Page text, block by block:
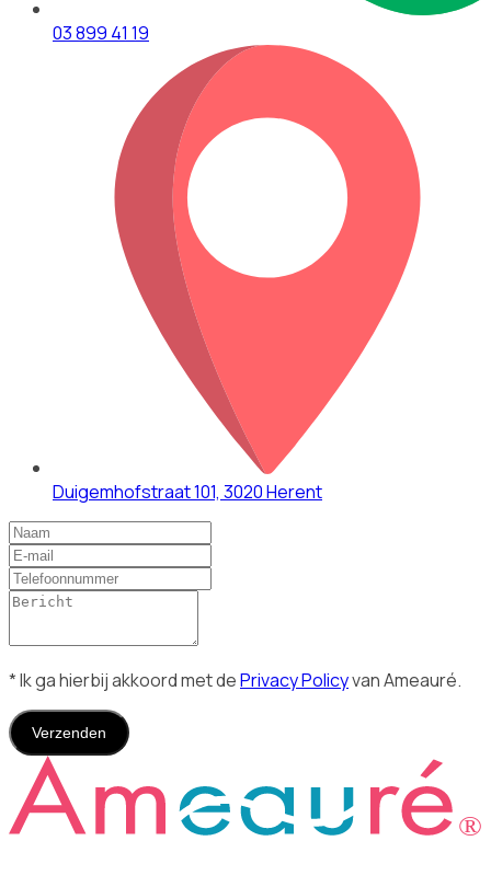
03 899 41 19
Duigemhofstraat 101, 3020 Herent
* Ik ga hierbij akkoord met dePrivacy Policyvan Ameauré.
Verzenden